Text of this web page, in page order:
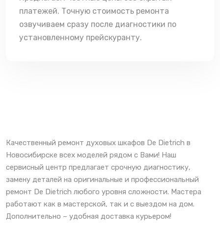
платежей. Точную стоимость ремонта
озвучиваем сразу после диагностики по
установленному прейскуранту.
Качественный ремонт духовых шкафов De Dietrich в
Новосибирске всех моделей рядом с Вами! Наш
сервисный центр предлагает срочную диагностику,
замену деталей на оригинальные и профессиональный
ремонт De Dietrich любого уровня сложности. Мастера
работают как в мастерской, так и с выездом на дом.
Дополнительно – удобная доставка курьером!